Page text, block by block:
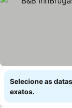
Selecione as
exatos.